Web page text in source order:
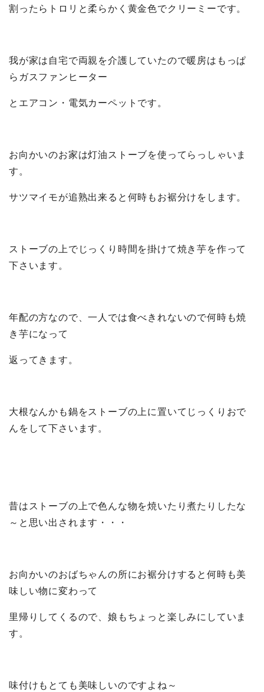
割ったらトロリと柔らかく黄金色でクリーミーです。
我が家は自宅で両親を介護していたので暖房はもっぱ
らガスファンヒーター
とエアコン・電気カーペットです。
お向かいのお家は灯油ストーブを使ってらっしゃいま
す。
サツマイモが追熟出来ると何時もお裾分けをします。
ストーブの上でじっくり時間を掛けて焼き芋を作って
下さいます。
年配の方なので、一人では食べきれないので何時も焼
き芋になって
返ってきます。
大根なんかも鍋をストーブの上に置いてじっくりおで
んをして下さいます。
昔はストーブの上で色んな物を焼いたり煮たりしたな
～と思い出されます・・・
お向かいのおばちゃんの所にお裾分けすると何時も美
味しい物に変わって
里帰りしてくるので、娘もちょっと楽しみにしていま
す。
味付けもとても美味しいのですよね～